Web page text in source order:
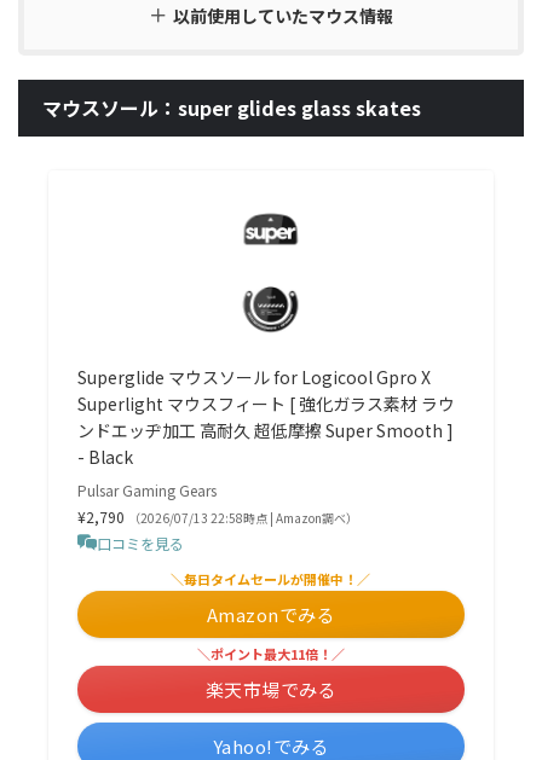
以前使用していたマウス情報
マウスソール：super glides glass skates
Superglide マウスソール for Logicool Gpro X
Superlight マウスフィート [ 強化ガラス素材 ラウ
ンドエッヂ加工 高耐久 超低摩擦 Super Smooth ]
- Black
Pulsar Gaming Gears
¥2,790
（2026/07/13 22:58時点 | Amazon調べ）
口コミを見る
＼毎日タイムセールが開催中！／
Amazonでみる
＼ポイント最大11倍！／
楽天市場でみる
Yahoo!でみる